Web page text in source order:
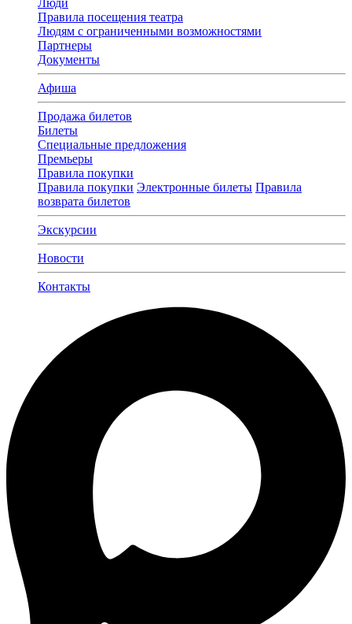
Люди
Правила посещения театра
Людям с ограниченными возможностями
Партнеры
Документы
Афиша
Продажа билетов
Билеты
Специальные предложения
Премьеры
Правила покупки
Правила покупки Электронные билеты Правила
возврата билетов
Экскурсии
Новости
Контакты